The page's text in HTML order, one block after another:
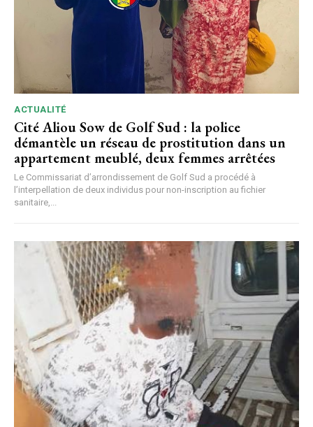
ACTUALITÉ
Cité Aliou Sow de Golf Sud : la police
démantèle un réseau de prostitution dans un
appartement meublé, deux femmes arrêtées
Le Commissariat d’arrondissement de Golf Sud a procédé à
l’interpellation de deux individus pour non-inscription au fichier
sanitaire,...